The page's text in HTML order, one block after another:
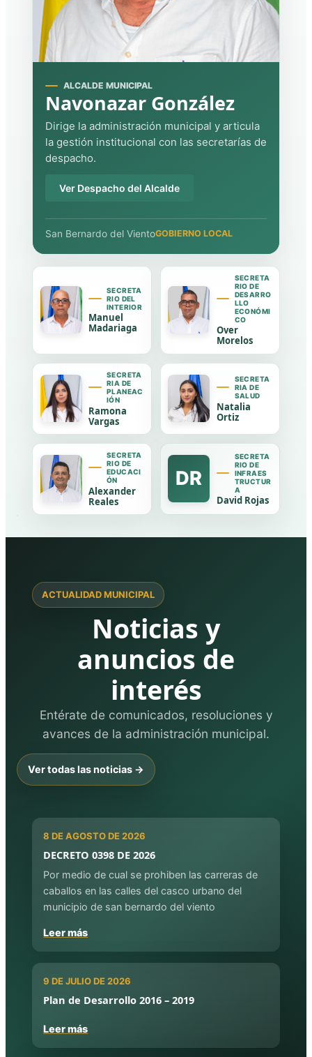
ALCALDE MUNICIPAL
Navonazar González
Dirige la administración municipal y articula
la gestión institucional con las secretarías de
despacho.
Ver Despacho del Alcalde
San Bernardo del VientoGOBIERNO LOCAL
SECRETA
RIO DEL
INTERIOR
Manuel
Madariaga
SECRETA
RIO DE
DESARRO
LLO
ECONÓMI
CO
Over
Morelos
SECRETA
RIA DE
PLANEAC
IÓN
Ramona
Vargas
SECRETA
RIA DE
SALUD
Natalia
Ortiz
SECRETA
RIO DE
EDUCACI
ÓN
Alexander
Reales
DR
SECRETA
RIO DE
INFRAES
TRUCTUR
A
David Rojas
ACTUALIDAD MUNICIPAL
Noticias y
anuncios de
interés
Entérate de comunicados, resoluciones y
avances de la administración municipal.
Ver todas las noticias →
8 DE AGOSTO DE 2026
DECRETO 0398 DE 2026
Por medio de cual se prohiben las carreras de
caballos en las calles del casco urbano del
municipio de san bernardo del viento
Leer más
9 DE JULIO DE 2026
Plan de Desarrollo 2016 – 2019
Leer más